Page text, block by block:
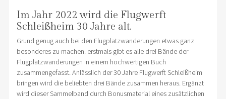
Im Jahr 2022 wird die Flugwerft
Schleißheim 30 Jahre alt.
Grund genug auch bei den Flugplatzwanderungen etwas ganz
besonderes zu machen. erstmals gibt es alle drei Bände der
Flugplatzwanderungen in einem hochwertigen Buch
zusammengefasst. Anlässlich der 30 Jahre Flugwerft Schleißheim
bringen wird die beliebten drei Bände zusammen heraus. Ergänzt
wird dieser Sammelband durch Bonusmaterial eines zusätzlichen